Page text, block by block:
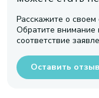
Расскажите о своем
Обратите внимание
соответствие
Оставить отзыв